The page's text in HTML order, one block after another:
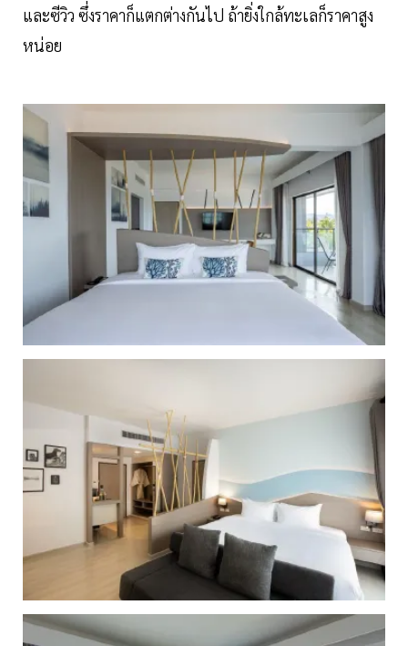
และซีวิว ซึ่งราคาก็แตกต่างกันไป ถ้ายิ่งใกล้ทะเลก็ราคาสูง
หน่อย